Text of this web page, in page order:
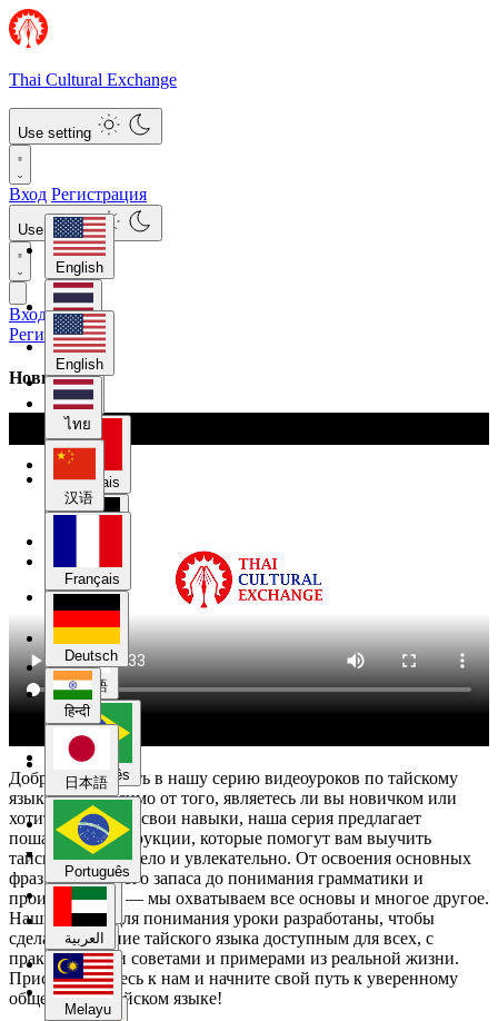
Thai Cultural Exchange
Use setting
English
ไทย
汉语
Français
हिन्दी
日本語
Português
العربية
Melayu
한국어
Вход Регистрация
Use setting
English
ไทย
汉语
Français
Deutsch
हिन्दी
日本語
Português
العربية
Melayu
Вход
Регистрация
Новичок
Добро пожаловать в нашу серию видеоуроков по тайскому
языку! Независимо от того, являетесь ли вы новичком или
хотите улучшить свои навыки, наша серия предлагает
пошаговые инструкции, которые помогут вам выучить
тайский язык весело и увлекательно. От освоения основных
фраз и словарного запаса до понимания грамматики и
произношения — мы охватываем все основы и многое другое.
Наши легкие для понимания уроки разработаны, чтобы
сделать изучение тайского языка доступным для всех, с
практическими советами и примерами из реальной жизни.
Присоединяйтесь к нам и начните свой путь к уверенному
общению на тайском языке!